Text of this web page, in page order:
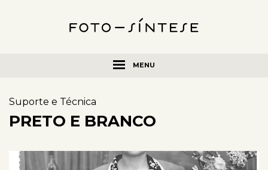
MENU
Suporte e Técnica
PRETO E BRANCO